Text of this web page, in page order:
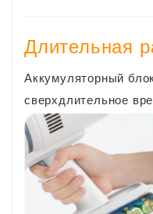
Длительная
Аккумуляторный
сверхдлительное